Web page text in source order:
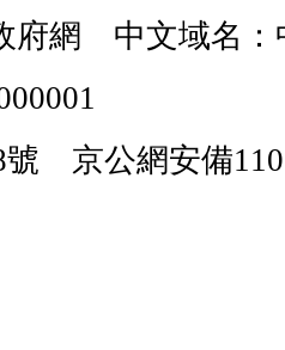
府網 中文域名：
號 京公網安備